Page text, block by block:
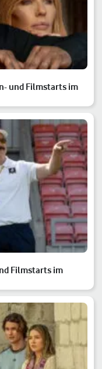
und Filmstarts im
Filmstarts im